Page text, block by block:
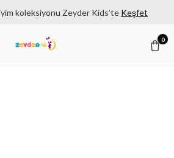
koleksiyonu Zeyder Kids’te Keşfet
0